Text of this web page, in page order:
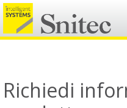
Richiedi